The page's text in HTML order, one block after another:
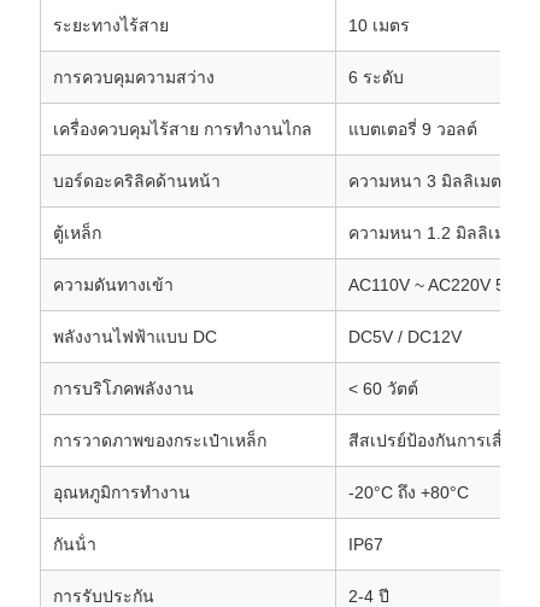
ระยะทางไร้สาย 10 เมตร
การควบคุมความสว่าง 6 ระดับ
เครื่องควบคุมไร้สาย การทํางานไกล แบตเตอรี่ 9 วอลต์
บอร์ดอะคริลิคด้านหน้า ความหนา 3 มิลลิเมตร
ตู้เหล็ก ความหนา 1.2 มิลลิเมตร
ความดันทางเข้า AC110V ~ AC220V 50/
พลังงานไฟฟ้าแบบ DC DC5V / DC12V
การบริโภคพลังงาน < 60 วัตต์
การวาดภาพของกระเป๋าเหล็ก สีสเปรย์ป้องกันการเสื่อม
อุณหภูมิการทํางาน -20°C ถึง +80°C
กันน้ํา IP67
การรับประกัน 2-4 ปี